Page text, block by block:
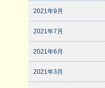
2021年9月
2021年7月
2021年6月
2021年3月